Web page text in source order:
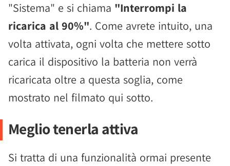
"Sistema" e si chiama "Interrompi la
ricarica al 90%". Come avrete intuito, una
volta attivata, ogni volta che mettere sotto
carica il dispositivo la batteria non verrà
ricaricata oltre a questa soglia, come
mostrato nel filmato qui sotto.
Meglio tenerla attiva
Si tratta di una funzionalità ormai presente